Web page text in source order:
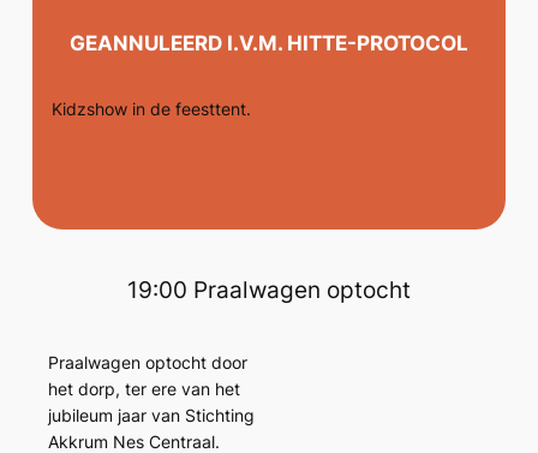
GEANNULEERD I.V.M. HITTE-PROTOCOL
Kidzshow in de feesttent.
19:00 Praalwagen optocht
Praalwagen optocht door
het dorp, ter ere van het
jubileum jaar van Stichting
Akkrum Nes Centraal.